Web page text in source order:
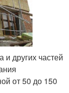
других частей
от 50 до 150